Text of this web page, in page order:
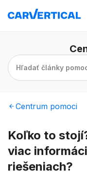
Hľadať články
Centrum pomoci
Koľko to
viac
riešeniach?